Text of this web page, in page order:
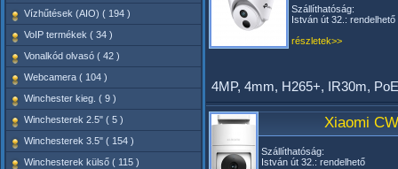
Vízhűtések (AIO) ( 194 )
VoIP termékek ( 34 )
Vonalkód olvasó ( 42 )
Webcamera ( 104 )
Winchester kieg. ( 9 )
Winchesterek 2.5" ( 5 )
Winchesterek 3.5" ( 154 )
Winchesterek külső ( 115 )
Szállíthatóság:
István út 32.: rendelhető
részletek>>
4MP, 4mm, H265+, IR30m,
Xiaomi
Szállíthatóság:
István út 32.: rendelhető